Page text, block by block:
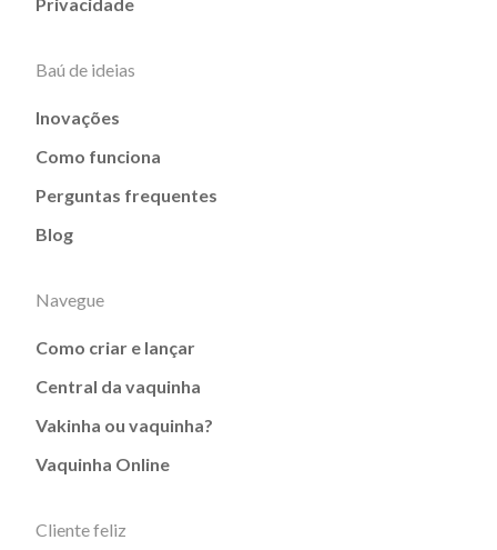
Baú de ideias
Inovações
Como funciona
Perguntas frequentes
Blog
Navegue
Como criar e lançar
Central da vaquinha
Vakinha ou vaquinha?
Vaquinha Online
Cliente feliz